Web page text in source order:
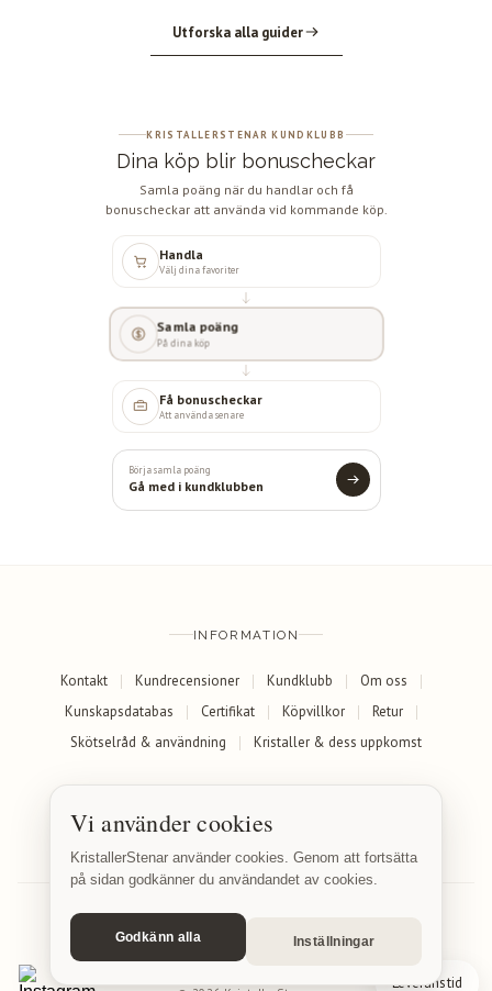
Utforska alla guider
KRISTALLERSTENAR KUNDKLUBB
Dina köp blir bonuscheckar
Samla poäng när du handlar och få
bonuscheckar att använda vid kommande köp.
Handla
Välj dina favoriter
Samla poäng
På dina köp
Få bonuscheckar
Att använda senare
Börja samla poäng
Gå med i kundklubben
INFORMATION
Kontakt Kundrecensioner Kundklubb
Om oss
Kunskapsdatabas
Certifikat Köpvillkor
Retur
Skötselråd & användning
Kristaller & dess uppkomst
Vi använder cookies
KristallerStenar använder cookies. Genom att fortsätta
på sidan godkänner du användandet av cookies.
Godkänn alla Inställningar